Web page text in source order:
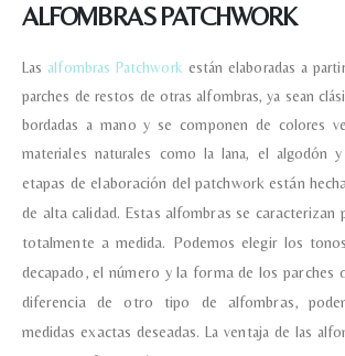
ALFOMBRAS PATCHWORK
Las alfombras Patchwork están elaboradas a
parches de restos de otras alfombras, ya sean
bordadas a mano y se componen de colores
materiales naturales como la lana, el algodón
etapas de elaboración del patchwork están
de alta calidad. Estas alfombras se caracterizan
totalmente a medida. Podemos elegir los
decapado, el número y la forma de los parches
diferencia de otro tipo de alfombras,
medidas exactas deseadas.La ventaja de las